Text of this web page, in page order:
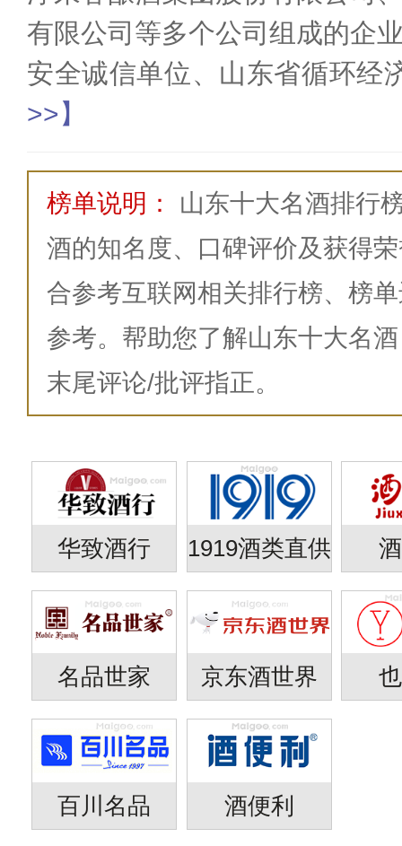
有限公司等多个公司组成的企
安全诚信单位、山东省循环经
>>】
榜单说明：
山东十大名酒排行
酒的知名度、口碑评价及获得
合参考互联网相关排行榜、榜
参考。帮助您了解山东十大名
末尾评论/批评指正。
华致酒行 1919酒类直供
名品世家 京东酒世界
百川名品 酒便利